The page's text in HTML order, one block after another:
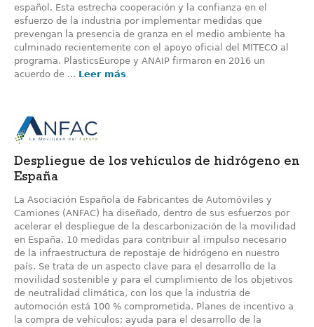
español. Esta estrecha cooperación y la confianza en el
esfuerzo de la industria por implementar medidas que
prevengan la presencia de granza en el medio ambiente ha
culminado recientemente con el apoyo oficial del MITECO al
programa. PlasticsEurope y ANAIP firmaron en 2016 un
acuerdo de ... Leer más
Despliegue de los vehículos de hidrógeno en
España
La Asociación Española de Fabricantes de Automóviles y
Camiones (ANFAC) ha diseñado, dentro de sus esfuerzos por
acelerar el despliegue de la descarbonización de la movilidad
en España, 10 medidas para contribuir al impulso necesario
de la infraestructura de repostaje de hidrógeno en nuestro
país. Se trata de un aspecto clave para el desarrollo de la
movilidad sostenible y para el cumplimiento de los objetivos
de neutralidad climática, con los que la industria de
automoción está 100 % comprometida. Planes de incentivo a
la compra de vehículos; ayuda para el desarrollo de la